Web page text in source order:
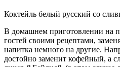
Коктейль белый русский со
В домашнем приготовлении на
гостей своими рецептами,
напитка немного на другие.
достойно заменит кофейный, а